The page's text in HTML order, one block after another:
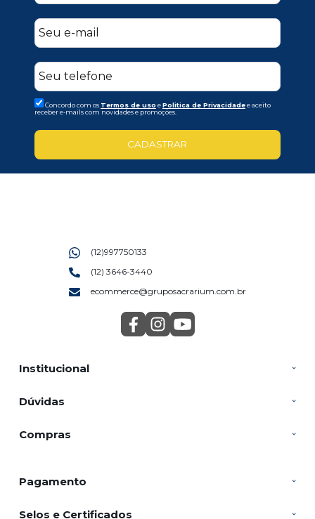
Concordo com os Termos de uso ePolitica de Privacidadee aceito
receber e-mails com novidades e promoções.
CADASTRAR
Institucional
Dúvidas
Compras
(12)997750133
(12) 3646-3440
ecommerce@gruposacrarium.com.br
Pagamento
Selos e Certificados